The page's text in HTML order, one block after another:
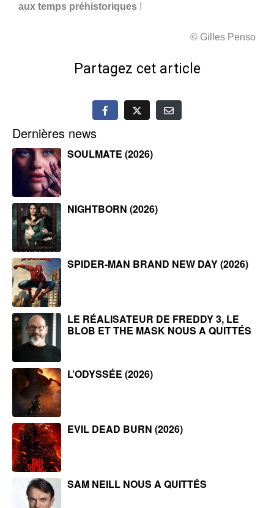
aux temps préhistoriques !
© Gilles Penso
Partagez cet article
Dernières news
SOULMATE (2026)
NIGHTBORN (2026)
SPIDER-MAN BRAND NEW DAY (2026)
LE RÉALISATEUR DE FREDDY 3, LE
BLOB ET THE MASK NOUS A QUITTÉS
L’ODYSSÉE (2026)
EVIL DEAD BURN (2026)
SAM NEILL NOUS A QUITTÉS